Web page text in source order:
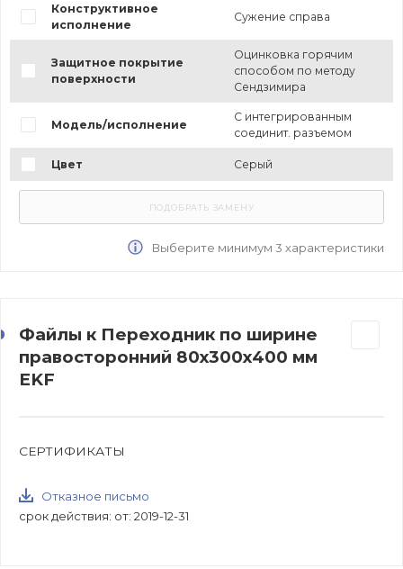
Конструктивное
исполнение
Сужение справа
Защитное покрытие
поверхности
Оцинковка горячим
способом по методу
Сендзимира
Модель/исполнение
С интегрированным
соединит. разъемом
Цвет Серый
Выберите минимум 3 характеристики
Файлы к Переходник по ширине
правосторонний 80х300х400 мм
EKF
СЕРТИФИКАТЫ
Отказное письмо
срок действия: от: 2019-12-31